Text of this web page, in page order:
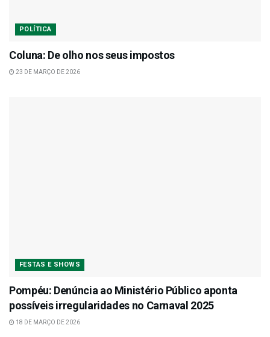
POLÍTICA
Coluna: De olho nos seus impostos
23 DE MARÇO DE 2026
FESTAS E SHOWS
Pompéu: Denúncia ao Ministério Público aponta
possíveis irregularidades no Carnaval 2025
18 DE MARÇO DE 2026